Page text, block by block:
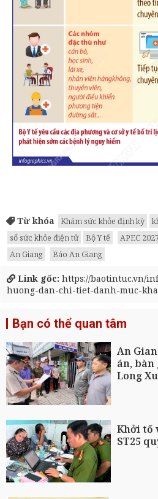
Từ khóa Khám sức khỏe định kỳ
sổ sức khỏe điện tử
Bộ Y tế APEC
An Giang
Báo An Giang
Link gốc: https://baotintuc.vn/
huong-dan-chi-tiet-danh-muc-
Bạn có thể quan tâm
An
án,
Long
Khởi tố
ST25